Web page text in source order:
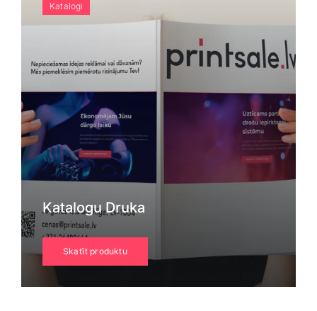
Katalogi
Katalogu Druka
Skatīt produktu